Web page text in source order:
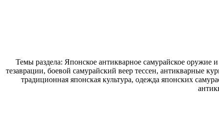
Темы раздела: Японское антикварное самурайское оружие
тезаврации, боевой самурайский веер тессен, антикварные
традиционная японская культура, одежда японских